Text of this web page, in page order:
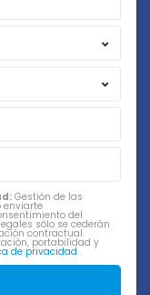
Gestión de las
enviarte
del
sólo se cederán
contractual.
portabilidad y
de privacidad .